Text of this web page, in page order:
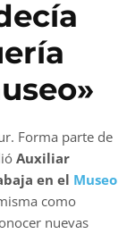
Forma parte de
Auxiliar
en el Museo
como
nuevas